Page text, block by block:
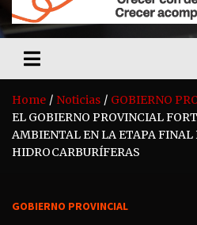
Home Noticias
GOBIERNO
EL GOBIERNO PROVINCIAL
AMBIENTAL EN LA ETAPA FINAL
HIDROCARBURÍFERAS
GOBIERNO PROVINCIAL